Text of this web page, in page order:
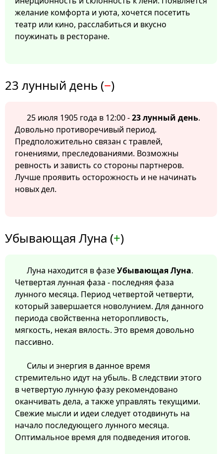
желание комфорта и уюта, хочется посетить
театр или кино, расслабиться и вкусно
поужинать в ресторане.
23 лунный день (−)
25 июля 1905 года в 12:00 -23 лунный день.
Довольно противоречивый период.
Предположительно связан с травлей,
гонениями, преследованиями. Возможны
ревность и зависть со стороны партнеров.
Лучше проявить осторожность и не начинать
новых дел.
Убывающая Луна (+)
Луна находится в фазеУбывающая Луна.
Четвертая лунная фаза - последняя фаза
лунного месяца. Период четвертой четверти,
который завершается новолунием. Для данного
периода свойственна неторопливость,
мягкость, некая вялость. Это время довольно
пассивно.
Силы и энергия в данное время
стремительно идут на убыль. В следствии этого
в четвертую лунную фазу рекомендовано
оканчивать дела, а также управлять текущими.
Свежие мысли и идеи следует отодвинуть на
начало последующего лунного месяца.
Оптимальное время для подведения итогов.